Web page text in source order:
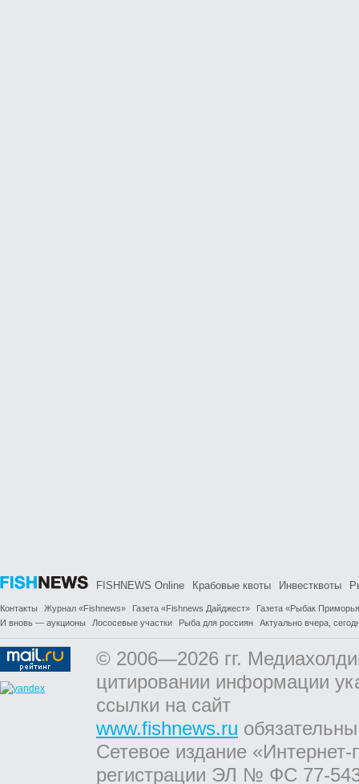
FISHNEWS Online Крабовые квоты Инвестквоты
Контакты Журнал «Fishnews» Газета «Fishnews Дайджест»
Газета «Рыбак
И вновь — аукционы
Лососевые участки Рыба для россиян Актуально вчера,
© 2006—2026 гг.
цитировании информации
ссылки на сайт
www.fishnews.ru
Сетевое издание
регистрации ЭЛ № ФС 77-